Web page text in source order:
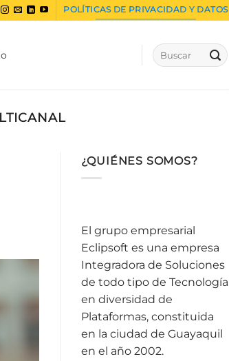
POLÍTICAS DE PRIVACIDAD Y DATOS
¿QUIÉNES SOMOS?
El grupo empresarial
Eclipsoft es una empresa
Integradora de Soluciones
de todo tipo de Tecnología
en diversidad de
Plataformas, constituida
en la ciudad de Guayaquil
en el año 2002.